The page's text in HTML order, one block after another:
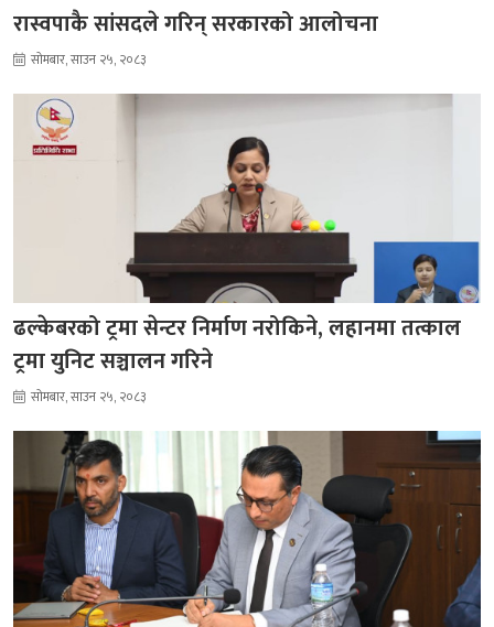
रास्वपाकै सांसदले गरिन् सरकारको आलोचना
सोमबार, साउन २५, २०८३
ढल्केबरको ट्रमा सेन्टर निर्माण नरोकिने, लहानमा तत्काल
ट्रमा युनिट सञ्चालन गरिने
सोमबार, साउन २५, २०८३